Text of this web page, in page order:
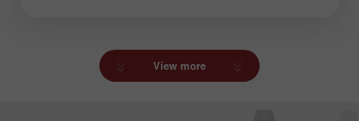
View more